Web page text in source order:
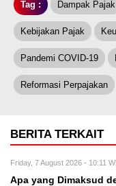
Tag : Dampak Pajak
Kebijakan Pajak
Pandemi COVID-19
Reformasi Perpajakan
BERITA TERKAIT
Friday, 7 August 2026 - 10:11
Apa yang Dimaksud